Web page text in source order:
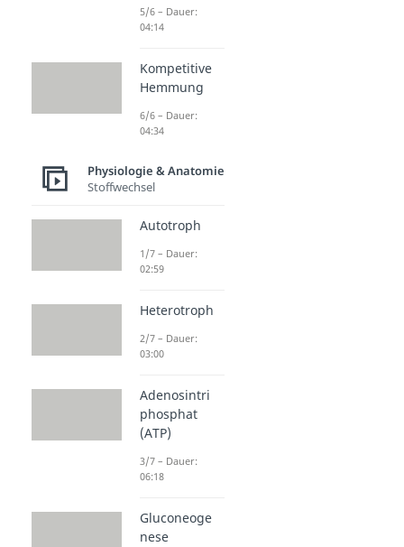
5/6 – Dauer:
04:14
Kompetitive
Hemmung
6/6 – Dauer:
04:34
Physiologie & Anatomie
Stoffwechsel
Autotroph
1/7 – Dauer:
02:59
Heterotroph
2/7 – Dauer:
03:00
Adenosintri
phosphat
(ATP)
3/7 – Dauer:
06:18
Gluconeoge
nese